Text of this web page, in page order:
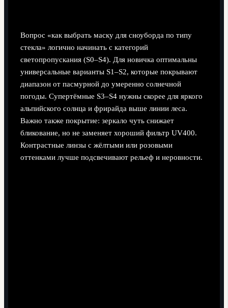
Вопрос «как выбрать маску для сноуборда по типу
стекла» логично начинать с категорий
светопропускания (S0–S4). Для новичка оптимальны
универсальные варианты S1–S2, которые покрывают
диапазон от пасмурной до умеренно солнечной
погоды. Супертёмные S3–S4 нужны скорее для яркого
альпийского солнца и фрирайда выше линии леса.
Важно также покрытие: зеркало чуть снижает
бликование, но не заменяет хороший фильтр UV400.
Контрастные линзы с жёлтыми или розовыми
оттенками лучше подсвечивают рельеф и неровности.